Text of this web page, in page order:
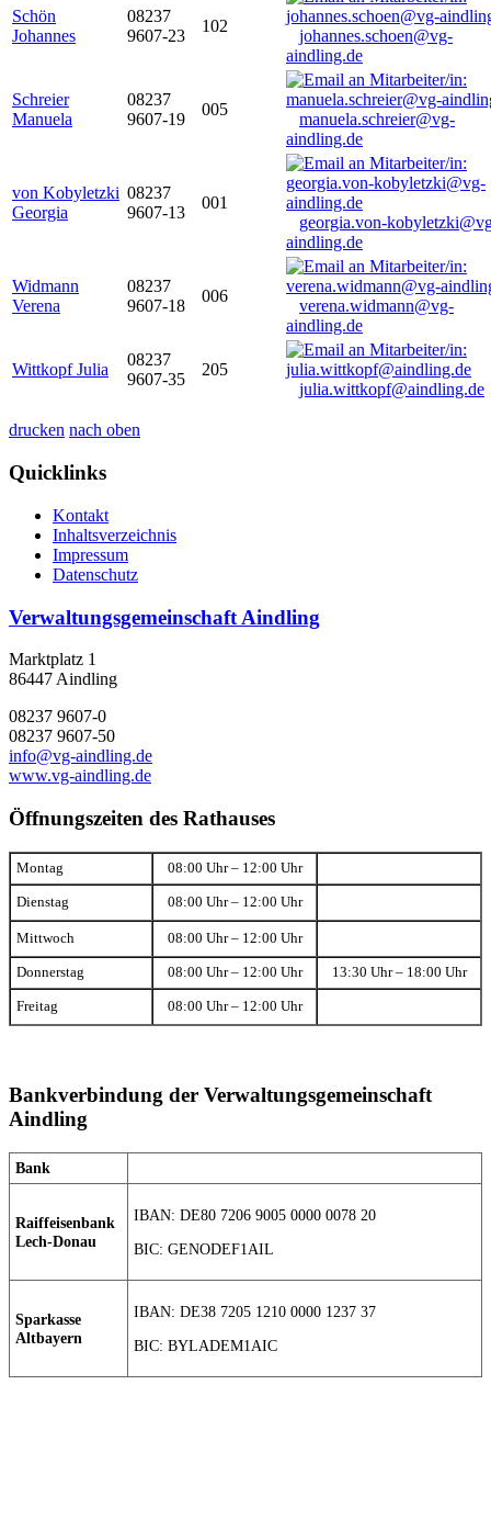
Schön
Johannes
08237
9607-23
102
johannes.schoen@vg-
aindling.de
Schreier
Manuela
08237
9607-19
005
manuela.schreier@vg-
aindling.de
von Kobyletzki
Georgia
08237
9607-13
001
georgia.von-
aindling.de
Widmann
Verena
08237
9607-18
006
verena.widmann@vg-
aindling.de
Wittkopf Julia
08237
9607-35
205
julia.wittkopf@aindling.de
drucken nach oben
Quicklinks
Kontakt
Inhaltsverzeichnis
Impressum
Datenschutz
Verwaltungsgemeinschaft Aindling
Marktplatz 1
86447 Aindling
08237 9607-0
08237 9607-50
info@vg-aindling.de
www.vg-aindling.de
Öffnungszeiten des Rathauses
Montag 08:00 Uhr – 12:00 Uhr
Dienstag 08:00 Uhr – 12:00 Uhr
Mittwoch 08:00 Uhr – 12:00 Uhr
Donnerstag 08:00 Uhr – 12:00 Uhr 13:30 Uhr – 18:00 Uhr
Freitag 08:00 Uhr – 12:00 Uhr
Bankverbindung der Verwaltungsgemeinschaft
Aindling
Bank
Raiffeisenbank
Lech-Donau
IBAN: DE80 7206 9005 0000 0078 20
BIC: GENODEF1AIL
Sparkasse
Altbayern
IBAN: DE38 7205 1210 0000 1237 37
BIC: BYLADEM1AIC